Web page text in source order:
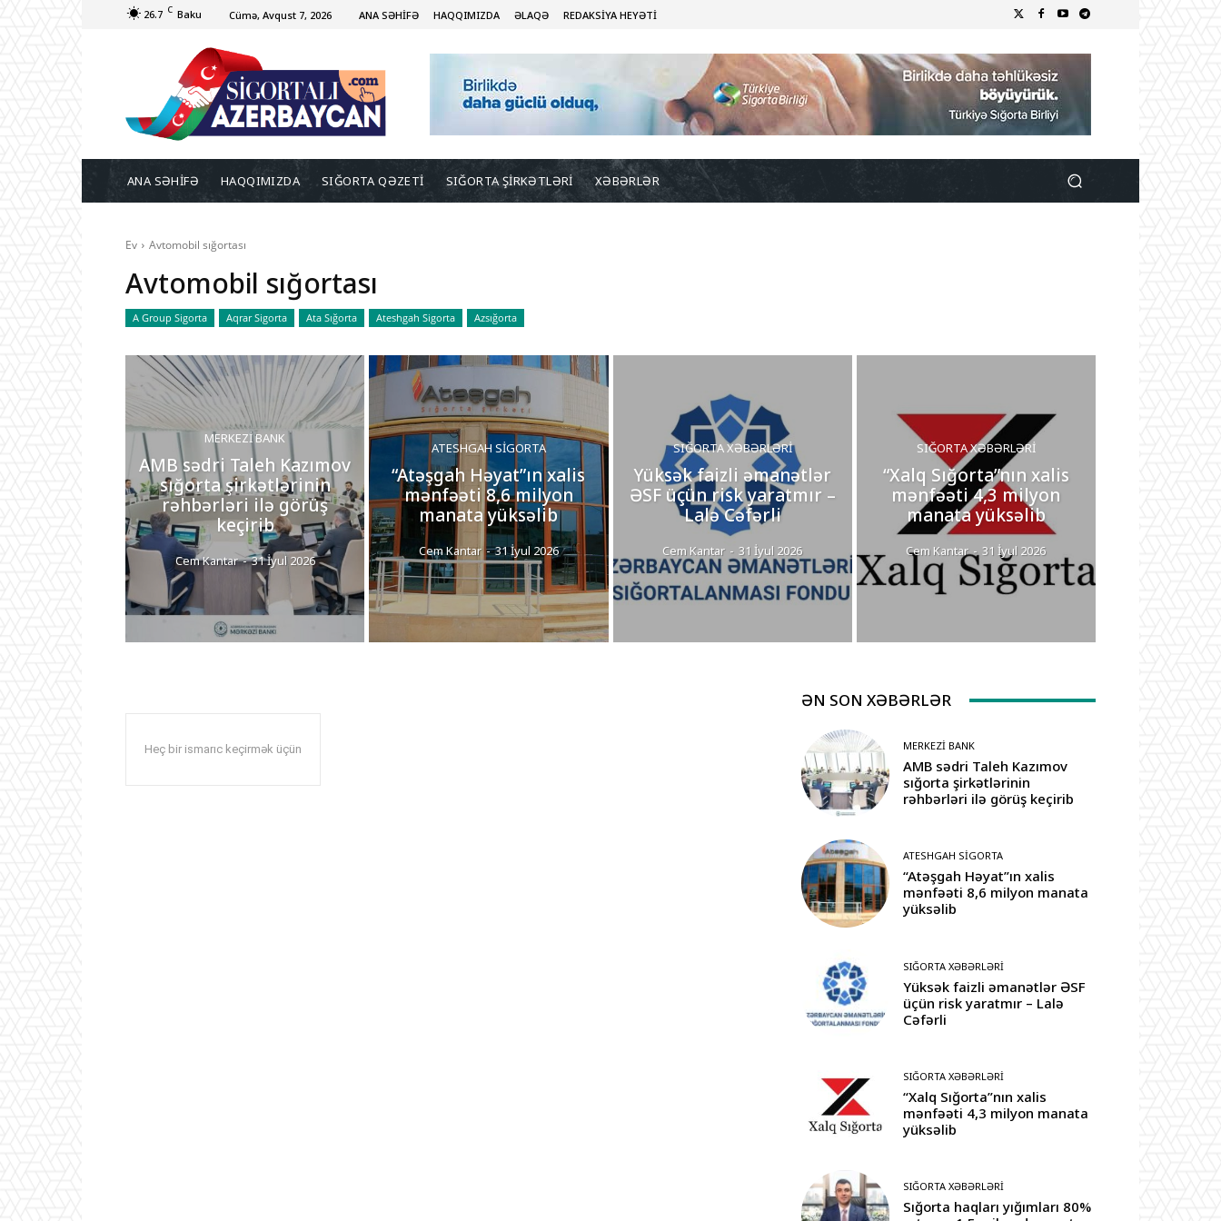
26.7 C Baku Cümə, Avqust 7, 2026 ANA SƏHİFƏ HAQQIMIZDA ƏLAQƏ REDAKSİYA HEYƏTİ
ANA SƏHİFƏ HAQQIMIZDA SIĞORTA QƏZETİ SIĞORTA ŞİRKƏTLƏRİ XƏBƏRLƏR
Ev Avtomobil sığortası
Avtomobil sığortası
A Group Sigorta Aqrar Sigorta Ata Sığorta Ateshgah Sigorta Azsığorta
MERKEZI BANK
AMB sədri Taleh Kazımov
sığorta şirkətlərinin
rəhbərləri ilə görüş
keçirib
Cem Kantar - 31 İyul 2026
ATESHGAH SIGORTA
“Atəşgah Həyat”ın xalis
mənfəəti 8,6 milyon
manata yüksəlib
Cem Kantar - 31 İyul 2026
SIĞORTA XƏBƏRLƏRI
Yüksək faizli əmanətlər
ƏSF üçün risk yaratmır –
Lalə Cəfərli
Cem Kantar - 31 İyul 2026
SIĞORTA XƏBƏRLƏRI
“Xalq Sığorta”nın xalis
mənfəəti 4,3 milyon
manata yüksəlib
Cem Kantar - 31 İyul 2026
Heç bir ismarıc keçirmək üçün
ƏN SON XƏBƏRLƏR
MERKEZI BANK
AMB sədri Taleh Kazımov
sığorta şirkətlərinin
rəhbərləri ilə görüş keçirib
ATESHGAH SIGORTA
“Atəşgah Həyat”ın xalis
mənfəəti 8,6 milyon manata
yüksəlib
SIĞORTA XƏBƏRLƏRI
Yüksək faizli əmanətlər ƏSF
üçün risk yaratmır – Lalə
Cəfərli
SIĞORTA XƏBƏRLƏRI
“Xalq Sığorta”nın xalis
mənfəəti 4,3 milyon manata
yüksəlib
SIĞORTA XƏBƏRLƏRI
Sığorta haqları yığımları 80%